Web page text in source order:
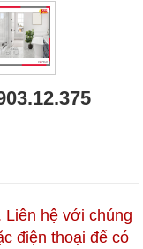
Liên hệ với chúng
điện thoại để có